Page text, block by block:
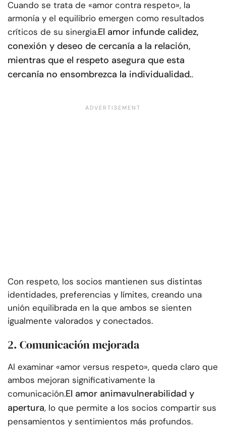
Cuando se trata de «amor contra respeto», la
armonía y el equilibrio emergen como resultados
críticos de su sinergia.El amor infunde calidez,
conexión y deseo de cercanía a la relación,
mientras que el respeto asegura que esta
cercanía no ensombrezca la individualidad..
Con respeto, los socios mantienen sus distintas
identidades, preferencias y límites, creando una
unión equilibrada en la que ambos se sienten
igualmente valorados y conectados.
2. Comunicación mejorada
Al examinar «amor versus respeto», queda claro que
ambos mejoran significativamente la
comunicación.El amor animavulnerabilidad y
apertura, lo que permite a los socios compartir sus
pensamientos y sentimientos más profundos.